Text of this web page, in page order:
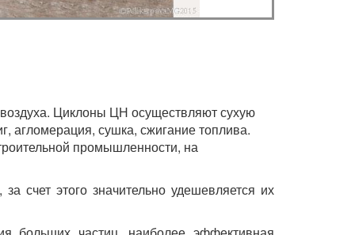
Циклоны ЦН осуществляют сухую
агломерация, сушка, сжигание топлива.
промышленности, на
счет этого значительно удешевляется их